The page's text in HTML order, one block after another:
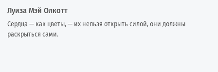
Луиза Мэй Олкотт
Сердца — как цветы, — их нельзя открыть силой, они должны
раскрыться сами.